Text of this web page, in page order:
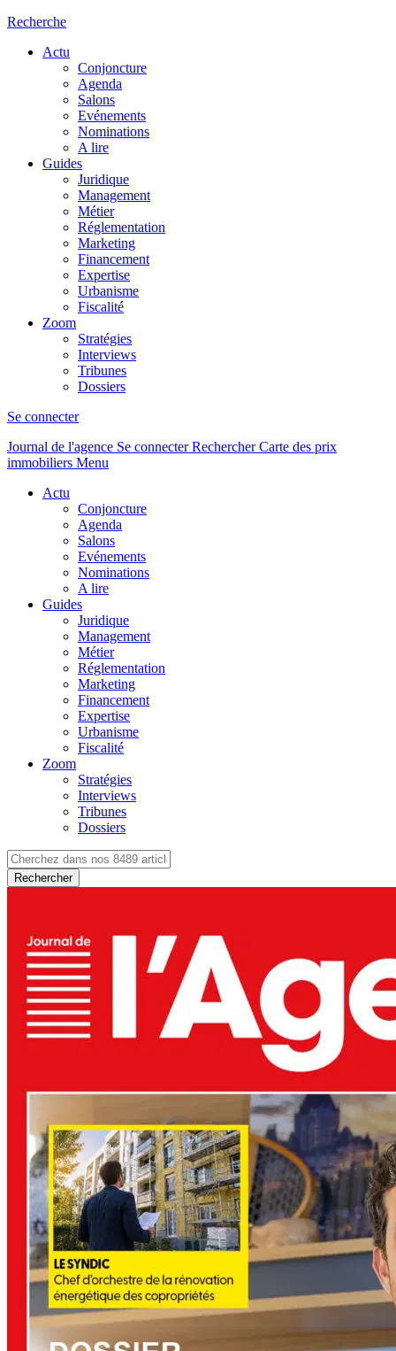
Recherche
Actu
Conjoncture
Agenda
Salons
Evénements
Nominations
A lire
Guides
Juridique
Management
Métier
Réglementation
Marketing
Financement
Expertise
Urbanisme
Fiscalité
Zoom
Stratégies
Interviews
Tribunes
Dossiers
Se connecter
Journal de l'agence Se connecterRechercher Carte des prix
immobiliers Menu
Actu
Conjoncture
Agenda
Salons
Evénements
Nominations
A lire
Guides
Juridique
Management
Métier
Réglementation
Marketing
Financement
Expertise
Urbanisme
Fiscalité
Zoom
Stratégies
Interviews
Tribunes
Dossiers
Rechercher